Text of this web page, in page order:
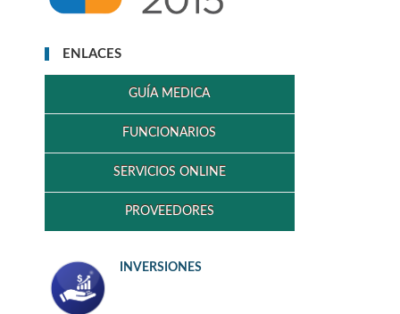
ENLACES
GUÍA MEDICA
FUNCIONARIOS
SERVICIOS ONLINE
PROVEEDORES
INVERSIONES